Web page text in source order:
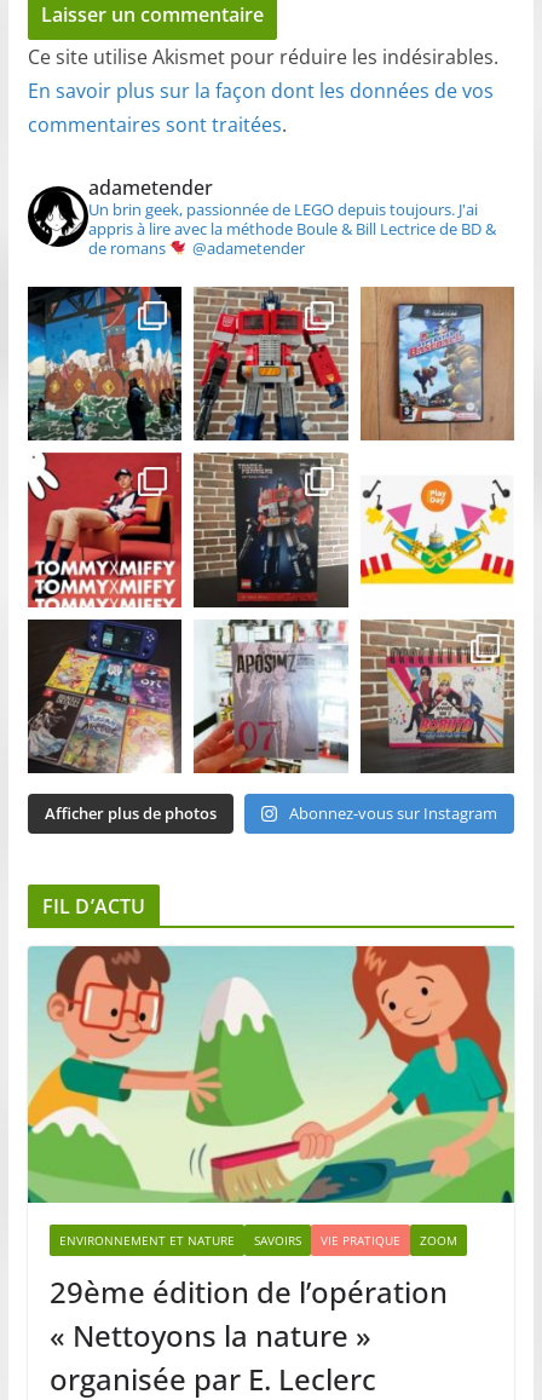
Ce site utilise Akismet pour réduire les indésirables.
En savoir plus sur la façon dont les données de vos
commentaires sont traitées.
adametender
Un brin geek, passionnée de LEGO depuis toujours.J'ai
appris à lire avec la méthode Boule & Bill Lectrice de BD &
de romans
@adametender
Afficher plus de photos Abonnez-vous sur Instagram
FIL D’ACTU
ENVIRONNEMENT ET NATURE SAVOIRS VIE PRATIQUE ZOOM
29ème édition de l’opération
« Nettoyons la nature »
organisée par E. Leclerc